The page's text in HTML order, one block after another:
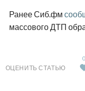
Ранее Сиб.фм
массового ДТП
ОЦЕНИТЬ СТАТЬЮ
0